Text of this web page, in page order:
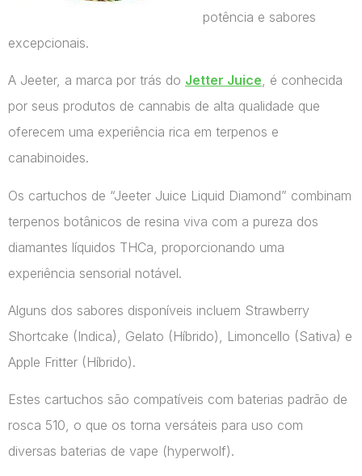
potência e sabores
excepcionais.
A Jeeter, a marca por trás do Jetter Juice, é conhecida
por seus produtos de cannabis de alta qualidade que
oferecem uma experiência rica em terpenos e
canabinoides.
Os cartuchos de “Jeeter Juice Liquid Diamond” combinam
terpenos botânicos de resina viva com a pureza dos
diamantes líquidos THCa, proporcionando uma
experiência sensorial notável.
Alguns dos sabores disponíveis incluem Strawberry
Shortcake (Indica), Gelato (Híbrido), Limoncello (Sativa) e
Apple Fritter (Híbrido).
Estes cartuchos são compatíveis com baterias padrão de
rosca 510, o que os torna versáteis para uso com
diversas baterias de vape​ (hyperwolf)​.